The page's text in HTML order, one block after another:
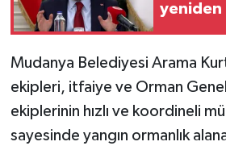
yeniden
Mudanya Belediyesi Arama
ekipleri, itfaiye ve Orman
ekiplerinin hızlı ve koordineli
sayesinde yangın ormanlık